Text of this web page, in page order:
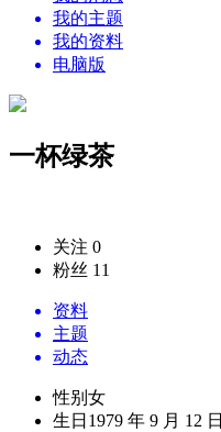
我的主题
我的资料
电脑版
一杯绿茶
关注 0
粉丝 11
资料
主题
动态
性别 女
生日 1979 年 9 月 12 日